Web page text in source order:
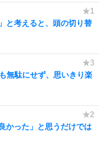
と考えると、頭の切り替
無駄にせず、思いきり楽
かった」と思うだけでは